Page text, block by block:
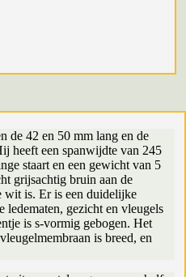
de 42 en 50 mm lang en de
heeft een spanwijdte van 245
staart en een gewicht van 5
grijsachtig bruin aan de
is. Er is een duidelijke
ledematen, gezicht en vleugels
is s-vormig gebogen. Het
is breed, en